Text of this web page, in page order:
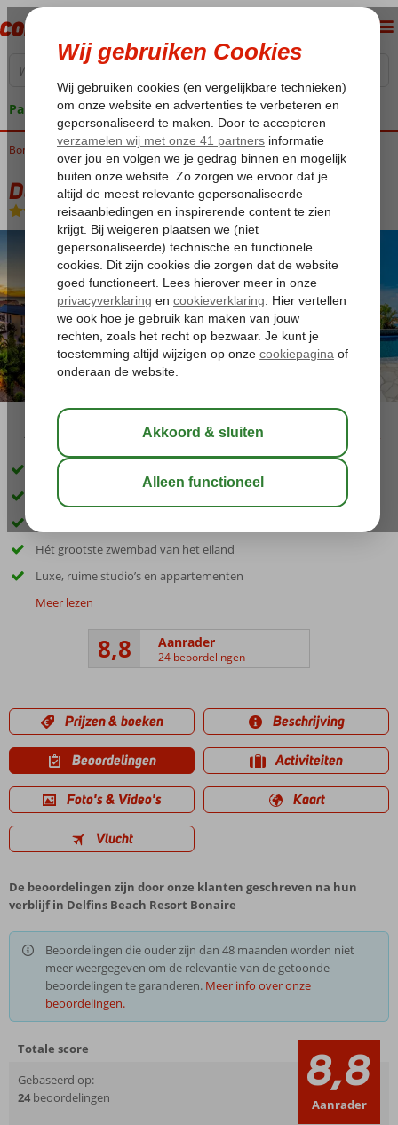
Pakketgarantie
Home
Bonaire Kralendijk Delfins Beach Resort Bonaire
Delfins Beach Resort Bonaire
Logies-Hotel
10:00
2 top à-la-carterestaurants o.l.v. Jonnie en Thérèse Boer
De beste vakantiedeal van Bonaire
Hét grootste zwembad van het eiland
Luxe, ruime studio’s en appartementen
Meer lezen
8,8 Aanrader
24 beoordelingen
Prijzen & boeken Beschrijving
Beoordelingen Activiteiten
Foto's & Video's Kaart
Vlucht
De beoordelingen zijn door onze klanten geschreven na hun
verblijf in Delfins Beach Resort Bonaire
Beoordelingen die ouder zijn dan 48 maanden worden niet
meer weergegeven om de relevantie van de getoonde
beoordelingen te garanderen. Meer info over onze
beoordelingen.
Totale score
Gebaseerd op:
24 beoordelingen 8,8
Aanrader